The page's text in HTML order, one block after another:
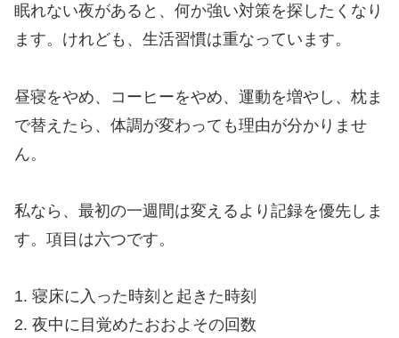
眠れない夜があると、何か強い対策を探したくなり
ます。けれども、生活習慣は重なっています。
昼寝をやめ、コーヒーをやめ、運動を増やし、枕ま
で替えたら、体調が変わっても理由が分かりませ
ん。
私なら、最初の一週間は変えるより記録を優先しま
す。項目は六つです。
1. 寝床に入った時刻と起きた時刻
2. 夜中に目覚めたおおよその回数